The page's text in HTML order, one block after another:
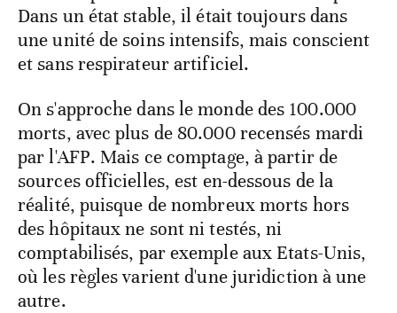
Dans un état stable, il était toujours dans
une unité de soins intensifs, mais conscient
et sans respirateur artificiel.
On s'approche dans le monde des 100.000
morts, avec plus de 80.000 recensés mardi
par l'AFP. Mais ce comptage, à partir de
sources officielles, est en-dessous de la
réalité, puisque de nombreux morts hors
des hôpitaux ne sont ni testés, ni
comptabilisés, par exemple aux Etats-Unis,
où les règles varient d'une juridiction à une
autre.